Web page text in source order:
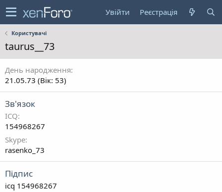
Увійти Реєстрація
Користувачі
taurus__73
День народження
21.05.73 (Вік: 53)
Зв'язок
ICQ
154968267
Skype
rasenko_73
Підпис
icq 154968267